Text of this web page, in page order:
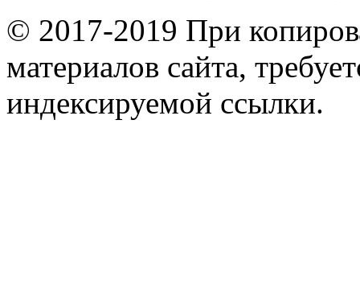
© 2017-2019 При
материалов сайта,
индексируемой ссылки.